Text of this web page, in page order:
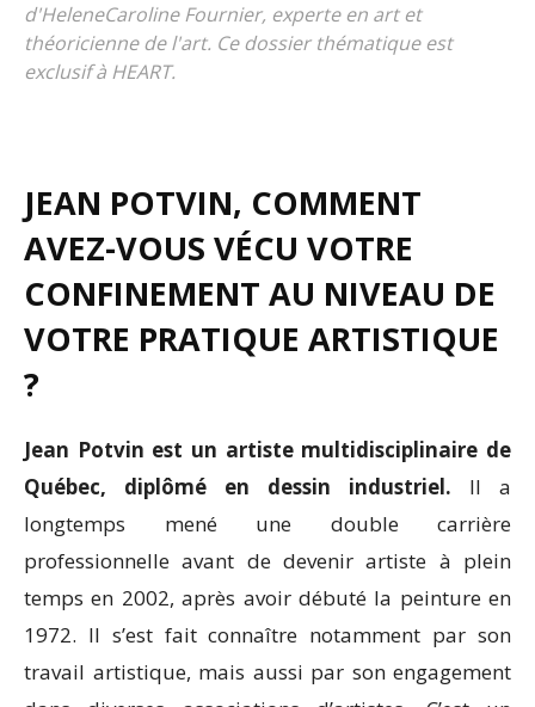
d'HeleneCaroline Fournier, experte en art et
théoricienne de l'art. Ce dossier thématique est
exclusif à HEART.
JEAN POTVIN, COMMENT
AVEZ-VOUS VÉCU VOTRE
CONFINEMENT AU NIVEAU DE
VOTRE PRATIQUE ARTISTIQUE
?
Jean Potvin est un artiste multidisciplinaire de
Québec, diplômé en dessin industriel. Il a
longtemps mené une double carrière
professionnelle avant de devenir artiste à plein
temps en 2002, après avoir débuté la peinture en
1972. Il s’est fait connaître notamment par son
travail artistique, mais aussi par son engagement